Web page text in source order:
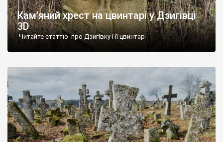
Кам’яний хрест на цвинтарі у Дзигівці
3D
Читайте статтю про Дзигівку і її цвинтар